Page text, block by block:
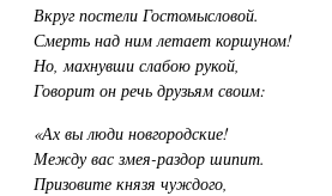
Вкруг постели Гостомысловой.
Смерть над ним летает коршуном!
Но, махнувши слабою рукой,
Говорит он речь друзьям своим:
«Ах вы люди новгородские!
Между вас змея-раздор шипит.
Призовите князя чуждого,